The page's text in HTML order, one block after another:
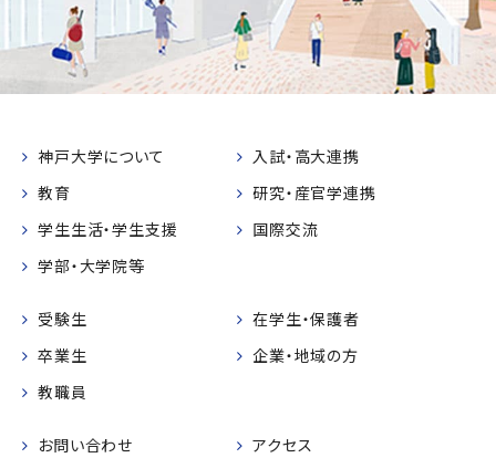
神戸大学について
入試・高大連携
教育
研究・産官学連携
学生生活・学生支援
国際交流
学部・大学院等
受験生
在学生・保護者
卒業生
企業・地域の方
教職員
お問い合わせ アクセス